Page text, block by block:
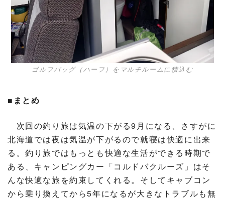
ゴルフバッグ（ハーフ）をマルチルームに積込む
■まとめ
次回の釣り旅は気温の下がる9月になる、さすがに
北海道では夜は気温が下がるので就寝は快適に出来
る。釣り旅ではもっとも快適な生活ができる時期で
ある、キャンピングカー「コルドバクルーズ」はそ
んな快適な旅を約束してくれる。そしてキャブコン
から乗り換えてから5年になるが大きなトラブルも無